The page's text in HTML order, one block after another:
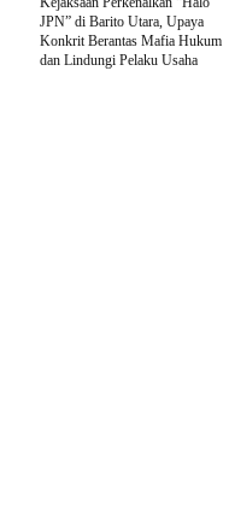
JPN” di Barito Utara, Upaya
Konkrit Berantas Mafia Hukum
dan Lindungi Pelaku Usaha